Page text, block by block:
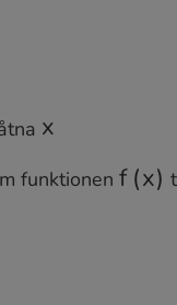
x
funktionen